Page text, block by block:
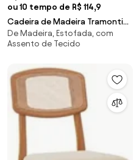
ou 10 tempo de R$ 114,9
Cadeira de Madeira Tramontina
Berlim em Tauari Amêndoa com
Encosto e Assento Estofado
De Madeira, Estofada, com
Assento de Tecido